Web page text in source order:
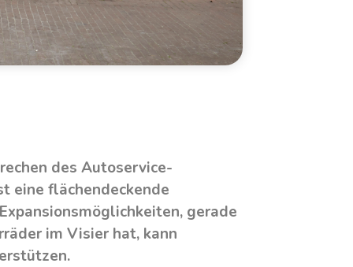
des Autoservice-
eine flächendeckende
gerade
im Visier hat, kann